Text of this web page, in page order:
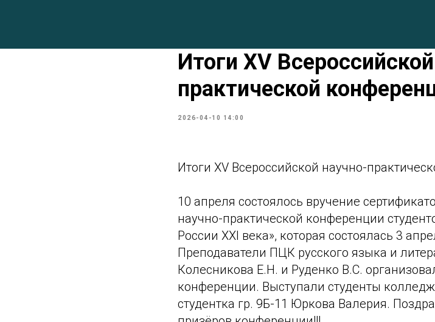
Итоги XV
практической
2026-04-10 14:00
Итоги XV Всероссийской научно-
10 апреля состоялось вручение
научно-практической конференции
России XXI века», которая состоялась 3
Преподаватели ПЦК русского языка и
Колесникова Е.Н. и Руденко В.С.
конференции. Выступали студенты
студентка гр. 9Б-11 Юркова Валерия.